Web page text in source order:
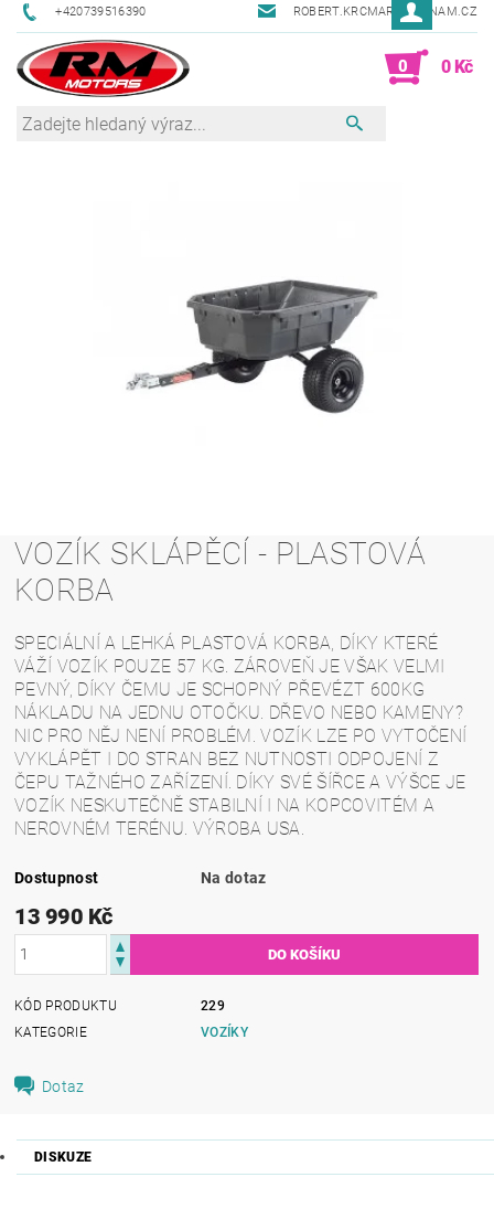
+420739516390 ROBERT.KRCMAR@SEZNAM.CZ
0 0 Kč
VOZÍK SKLÁPĚCÍ - PLASTOVÁ
KORBA
SPECIÁLNÍ A LEHKÁ PLASTOVÁ KORBA, DÍKY KTERÉ
VÁŽÍ VOZÍK POUZE 57 KG. ZÁROVEŇ JE VŠAK VELMI
PEVNÝ, DÍKY ČEMU JE SCHOPNÝ PŘEVÉZT 600KG
NÁKLADU NA JEDNU OTOČKU. DŘEVO NEBO KAMENY?
NIC PRO NĚJ NENÍ PROBLÉM. VOZÍK LZE PO VYTOČENÍ
VYKLÁPĚT I DO STRAN BEZ NUTNOSTI ODPOJENÍ Z
ČEPU TAŽNÉHO ZAŘÍZENÍ. DÍKY SVÉ ŠÍŘCE A VÝŠCE JE
VOZÍK NESKUTEČNĚ STABILNÍ I NA KOPCOVITÉM A
NEROVNÉM TERÉNU. VÝROBA USA.
Dostupnost Na dotaz
13 990 Kč
KÓD PRODUKTU
229
KATEGORIE
VOZÍKY
Dotaz
DISKUZE